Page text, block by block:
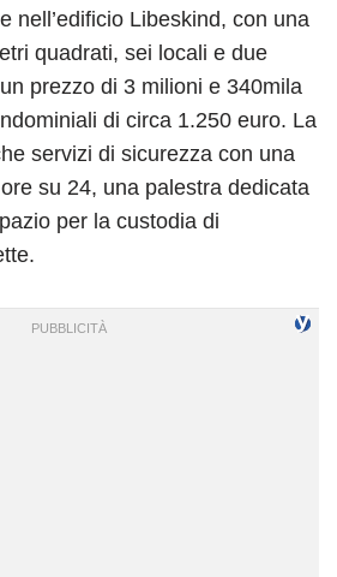
nell’edificio Libeskind, con una
quadrati, sei locali e due
prezzo di 3 milioni e 340mila
di circa 1.250 euro. La
servizi di sicurezza con una
su 24, una palestra dedicata
per la custodia di